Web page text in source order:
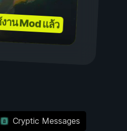
าน Mod แล้ว
Cryptic Messages